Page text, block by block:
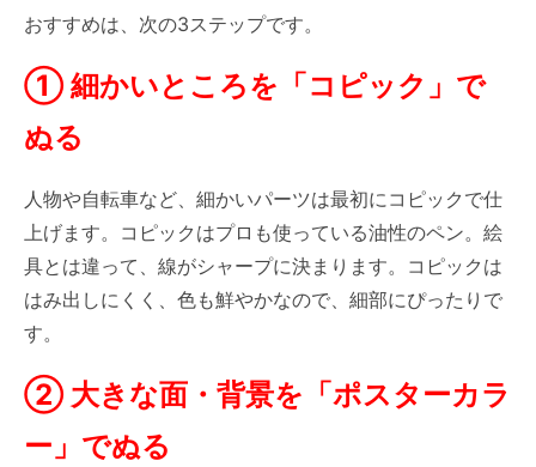
おすすめは、次の3ステップです。
① 細かいところを「コピック」で
ぬる
人物や自転車など、細かいパーツは最初にコピックで仕
上げます。コピックはプロも使っている油性のペン。絵
具とは違って、線がシャープに決まります。コピックは
はみ出しにくく、色も鮮やかなので、細部にぴったりで
す。
② 大きな面・背景を「ポスターカラ
ー」でぬる